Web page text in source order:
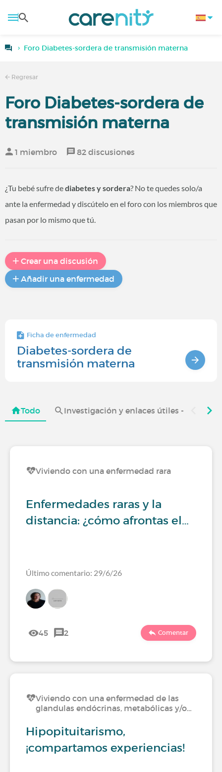
Foro Diabetes-sordera de transmisión materna
Regresar
Foro Diabetes-sordera de
transmisión materna
1 miembro 82 discusiones
¿Tu bebé sufre dediabetes y sordera? No te quedes solo/a
ante la enfermedad y discútelo en el foro con los miembros que
pasan por lo mismo que tú.
Crear una discusión
Añadir una enfermedad
Ficha de enfermedad
Diabetes-sordera de
transmisión materna
Todo Investigación y enlaces útiles -
Viviendo con una enfermedad rara
Enfermedades raras y la
distancia: ¿cómo afrontas el…
Último comentario: 29/6/26
45 2 Comentar
Viviendo con una enfermedad de las
glandulas endócrinas, metabólicas y/o…
Hipopituitarismo,
¡compartamos experiencias!